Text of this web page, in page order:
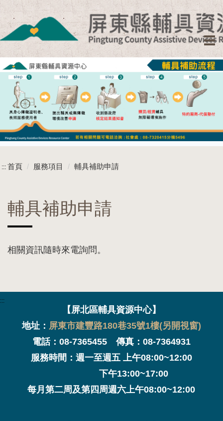
主
要
容
區
::: 首頁 服務項目 輔具補助申請
輔具補助申請
相關資訊隨時來電詢問。
:::
【屏北區輔具資源中心】
地址： 屏東市建豐路180巷35號1樓(另開視窗)
電話：08-7365455 傳真：08-7364931
服務時間：週一至週五 上午08:00~12:00
下午13:00~17:00
每月第二周及第四周週六上午08:00~12:00